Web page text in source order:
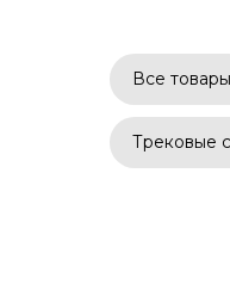
Все товары
Трековые